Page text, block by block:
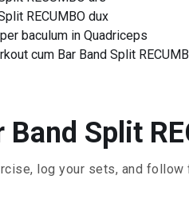
RECUMBO dux
baculum in Quadriceps
cum Bar Band Split
Band Split
log your sets, and